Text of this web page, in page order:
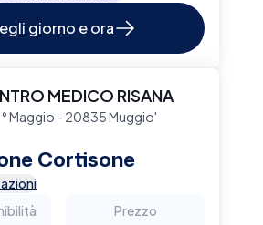
giorno e ora
MEDICO RISANA
Maggio - 20835 Muggio'
Cortisone
Prezzo